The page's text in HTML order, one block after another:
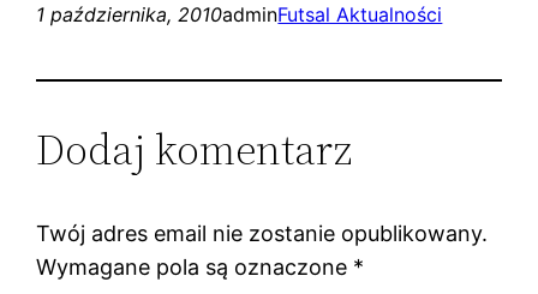
1 października, 2010adminFutsal Aktualności
Dodaj komentarz
Twój adres email nie zostanie opublikowany.
Wymagane pola są oznaczone *